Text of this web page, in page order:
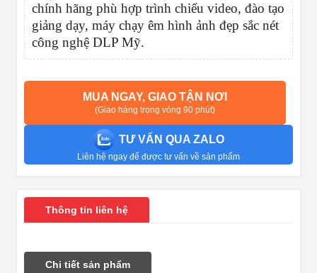
chính hãng phù hợp trình chiếu video, đào tạo
giảng dạy, máy chạy êm hình ảnh đẹp sắc nét
công nghệ DLP Mỹ.
MUA NGAY, GIAO TẬN NƠI
(Giao hàng trong vòng 90 phút)
TƯ VẤN QUA ZALO
Liên hệ ngay để được tư vấn về sản phẩm
Thông tin liên hệ
Chi tiết sản phẩm